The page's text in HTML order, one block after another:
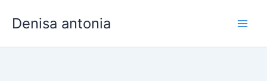
Denisa antonia